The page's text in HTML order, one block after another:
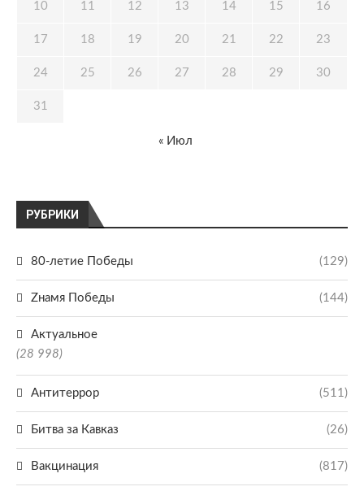
РУБРИКИ
80-летие Победы (129)
Zнамя Победы (144)
Актуальное
(28 998)
Антитеррор (511)
Битва за Кавказ (26)
Вакцинация (817)
10 11 12 13 14 15 16
17 18 19 20 21 22 23
24 25 26 27 28 29 30
31
« Июл